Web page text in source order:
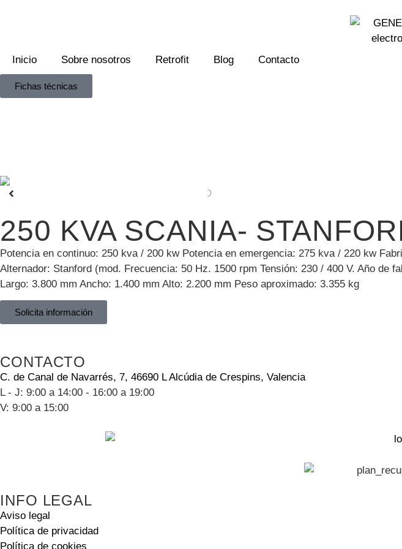
Inicio Sobre nosotros Retrofit Blog Contacto
Fichas técnicas
250 KVA SCANIA-
Potencia en continuo: 250 kva / 200 kw Potencia en emergencia: 275 kva / 220 kw
Alternador: Stanford (mod. Frecuencia: 50 Hz. 1500 rpm Tensión: 230 / 400 V. Año
Largo: 3.800 mm Ancho: 1.400 mm Alto: 2.200 mm Peso aproximado: 3.355 kg
Solicita información
CONTACTO
C. de Canal de Navarrés, 7, 46690 L Alcúdia de Crespins, Valencia
L - J: 9:00 a 14:00 - 16:00 a 19:00
V: 9:00 a 15:00
INFO LEGAL
Aviso legal
Política de privacidad
Política de cookies